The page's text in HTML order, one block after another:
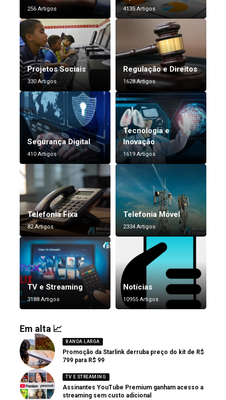
256 Artigos 4135 Artigos
Projetos Sociais
330 Artigos
Regulação e Direitos
1628 Artigos
Segurança Digital
410 Artigos
Tecnologia e
Inovação
1619 Artigos
Telefonia Fixa
82 Artigos
Telefonia Móvel
2334 Artigos
TV e Streaming
3188 Artigos
Notícias
10955 Artigos
Em alta 📈
BANDA LARGA
Promoção da Starlink derruba preço do kit de R$
799 para R$ 99
TV E STREAMING
Assinantes YouTube Premium ganham acesso a
streaming sem custo adicional